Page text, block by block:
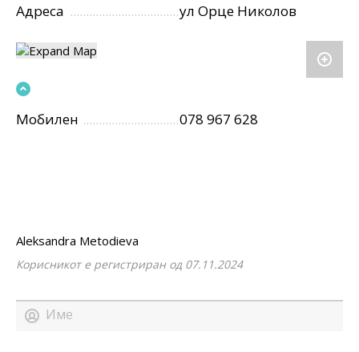
Адреса ул Орце Николов
Мобилен 078 967 628
Aleksandra Metodieva
Корисникот е регистриран од 07.11.2024